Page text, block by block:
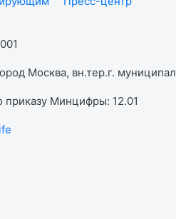
Москва, вн.тер.г.
приказу Минцифры: 12.01